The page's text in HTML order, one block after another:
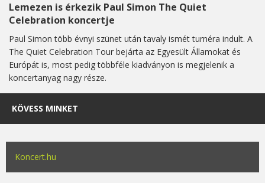
Lemezen is érkezik Paul Simon The Quiet
Celebration koncertje
Paul Simon több évnyi szünet után tavaly ismét turnéra indult. A
The Quiet Celebration Tour bejárta az Egyesült Államokat és
Európát is, most pedig többféle kiadványon is megjelenik a
koncertanyag nagy része.
KÖVESS MINKET
Koncert.hu